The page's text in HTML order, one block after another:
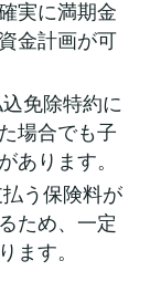
実に満期金
金計画が可
免除特約に
場合でも子
あります。
う保険料が
ため、一定
ます。